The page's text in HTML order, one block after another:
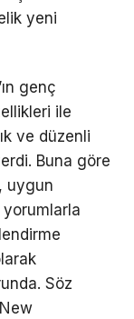
yeni
genç
ile
ve düzenli
Buna göre
uygun
Söz